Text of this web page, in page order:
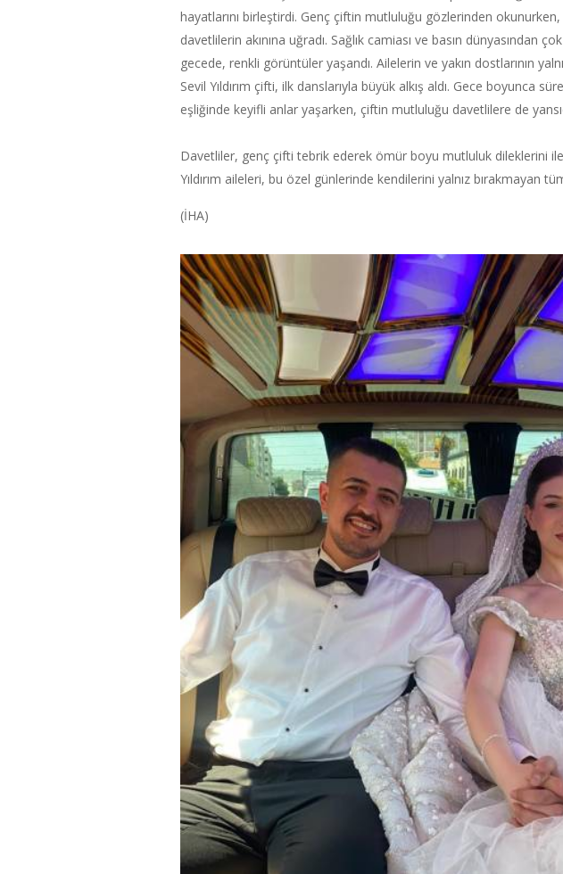
hayatlarını birleştirdi. Genç çiftin mutluluğu gözlerinden
davetlilerin akınına uğradı. Sağlık camiası ve basın dünyasından çok
gecede, renkli görüntüler yaşandı. Ailelerin ve yakın dostlarının
Sevil Yıldırım çifti, ilk danslarıyla büyük alkış aldı. Gece boyunca
eşliğinde keyifli anlar yaşarken, çiftin mutluluğu davetlilere de
Davetliler, genç çifti tebrik ederek ömür boyu mutluluk dileklerini
Yıldırım aileleri, bu özel günlerinde kendilerini yalnız bırakmayan
(İHA)